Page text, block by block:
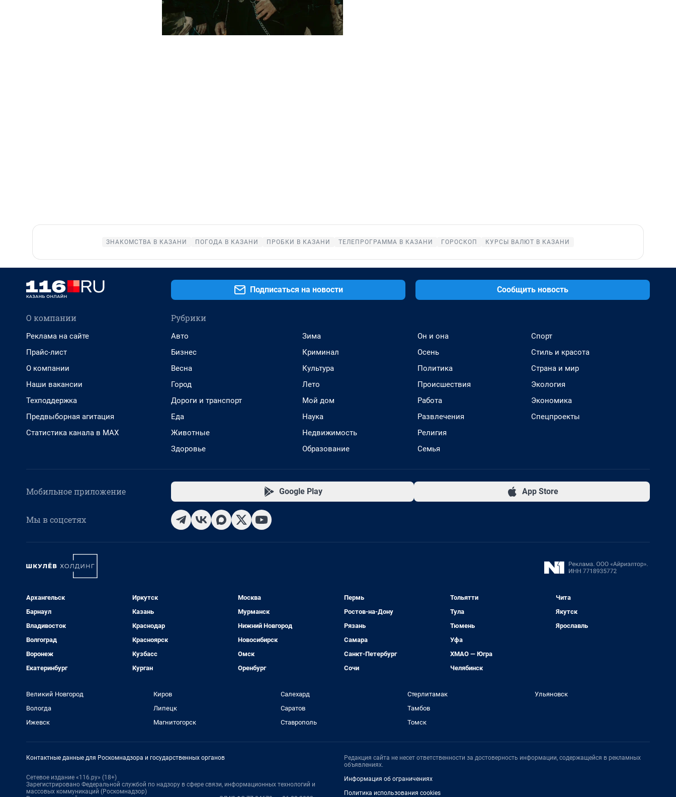
ЗНАКОМСТВА В КАЗАНИ ПОГОДА В КАЗАНИ ПРОБКИ В КАЗАНИ ТЕЛЕПРОГРАММА В КАЗАНИ ГОРОСКОП КУРСЫ ВАЛЮТ В КАЗАНИ
Подписаться на новости Сообщить новость
О компании
Реклама на сайте
Прайс-лист
О компании
Наши вакансии
Техподдержка
Предвыборная агитация
Статистика канала в MAX
Рубрики
Авто
Бизнес
Весна
Город
Дороги и транспорт
Еда
Животные
Здоровье
Зима
Криминал
Культура
Лето
Мой дом
Наука
Недвижимость
Образование
Он и она
Осень
Политика
Происшествия
Работа
Развлечения
Религия
Семья
Спорт
Стиль и красота
Страна и мир
Экология
Экономика
Спецпроекты
Мобильное приложение Google Play App Store
Мы в соцсетях
Архангельск
Барнаул
Владивосток
Волгоград
Воронеж
Екатеринбург
Иркутск
Казань
Краснодар
Красноярск
Кузбасс
Курган
Москва
Мурманск
Нижний Новгород
Новосибирск
Омск
Оренбург
Пермь
Ростов-на-Дону
Рязань
Самара
Санкт-Петербург
Сочи
Тольятти
Тула
Тюмень
Уфа
ХМАО — Югра
Челябинск
Чита
Якутск
Ярославль
Великий Новгород
Вологда
Ижевск
Киров
Липецк
Магнитогорск
Салехард
Саратов
Ставрополь
Стерлитамак
Тамбов
Томск
Ульяновск
Контактные данные для Роскомнадзора и государственных органов
Сетевое издание «116.ру» (18+)
Зарегистрировано Федеральной службой по надзору в сфере связи, информационных технологий и
массовых коммуникаций (Роскомнадзор)
Редакция сайта не несет ответственности за достоверность информации, содержащейся в рекламных
объявлениях.
Информация об ограничениях
Политика использования cookies